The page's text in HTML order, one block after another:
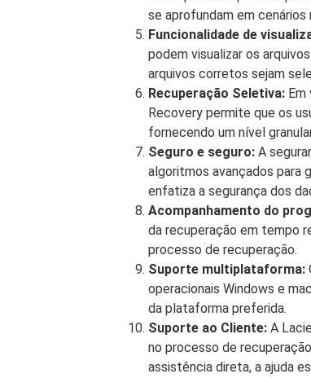
se aprofundam em cenários
Funcionalidade de
podem visualizar os
arquivos corretos sejam
Recuperação Seletiva: Em
Recovery permite que os
fornecendo um nível
Seguro e seguro: A
algoritmos avançados para
enfatiza a segurança dos
Acompanhamento do
da recuperação em tempo
processo de recuperação.
Suporte multiplataforma:
operacionais Windows e
da plataforma preferida.
Suporte ao Cliente: A
no processo de
assistência direta, a ajuda